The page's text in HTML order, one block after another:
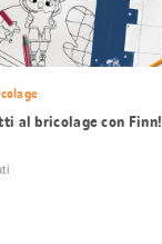
al bricolage con Finn!